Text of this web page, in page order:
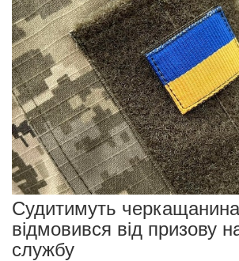
Судитимуть
відмовився від призову
службу